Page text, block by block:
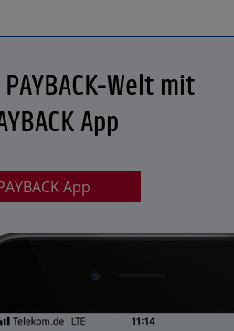
Welt mit
App
App